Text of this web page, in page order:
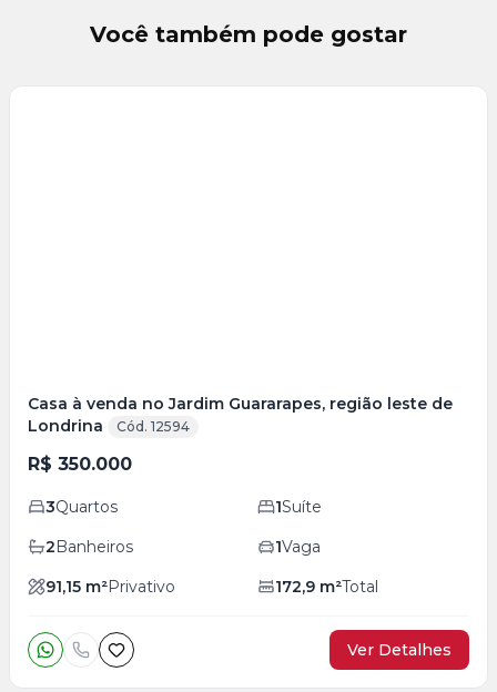
Você também pode gostar
Casa à venda no Jardim Guararapes, região leste de
Londrina
Cód. 12594
R$ 350.000
3Quartos 1Suíte
2Banheiros 1Vaga
91,15 m²Privativo 172,9 m²Total
Ver Detalhes